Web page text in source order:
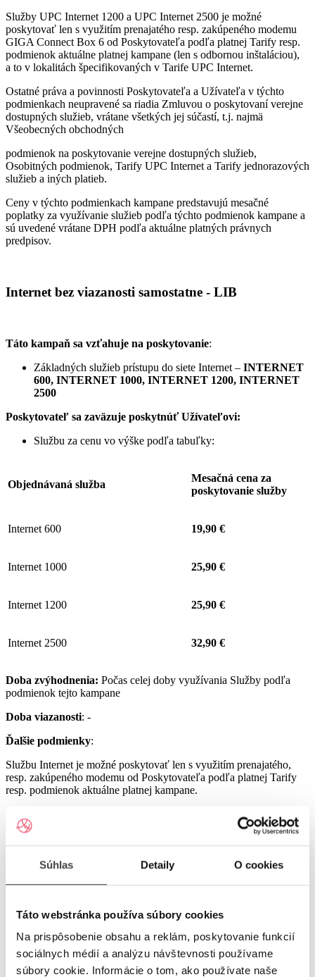
Súhlas Detaily O cookies
Táto webstránka používa súbory cookies
Na prispôsobenie obsahu a reklám, poskytovanie funkcií
sociálnych médií a analýzu návštevnosti používame
súbory cookie. Informácie o tom, ako používate naše
Služby UPC Internet 1200 a UPC Internet 2500 je možné
poskytovať len s využitím prenajatého resp. zakúpeného modemu
GIGA Connect Box 6 od Poskytovateľa podľa platnej Tarify resp.
podmienok aktuálne platnej kampane (len s odbornou inštaláciou),
a to v lokalitách špecifikovaných v Tarife UPC Internet.
Ostatné práva a povinnosti Poskytovateľa a Užívateľa v týchto
podmienkach neupravené sa riadia Zmluvou o poskytovaní verejne
dostupných služieb, vrátane všetkých jej súčastí, t.j. najmä
Všeobecných obchodných
podmienok na poskytovanie verejne dostupných služieb,
Osobitných podmienok, Tarify UPC Internet a Tarify jednorazových
služieb a iných platieb.
Ceny v týchto podmienkach kampane predstavujú mesačné
poplatky za využívanie služieb podľa týchto podmienok kampane a
sú uvedené vrátane DPH podľa aktuálne platných právnych
predpisov.
Internet bez viazanosti samostatne - LIB
Táto kampaň sa vzťahuje na poskytovanie:
Základných služieb prístupu do siete Internet – INTERNET
600, INTERNET 1000, INTERNET 1200, INTERNET
2500
Poskytovateľ sa zaväzuje poskytnúť Užívateľovi:
Službu za cenu vo výške podľa tabuľky:
Objednávaná služba
Mesačná cena za
poskytovanie služby
Internet 600 19,90 €
Internet 1000 25,90 €
Internet 1200 25,90 €
Internet 2500 32,90 €
Doba zvýhodnenia: Počas celej doby využívania Služby podľa
podmienok tejto kampane
Doba viazanosti: -
Ďalšie podmienky:
Službu Internet je možné poskytovať len s využitím prenajatého,
resp. zakúpeného modemu od Poskytovateľa podľa platnej Tarify
resp. podmienok aktuálne platnej kampane.
Službu UPC Internet 1000 je možné poskytovať len s využitím
prenajatého resp. zakúpeného modemu GIGA ConnectBox
alebo GIGA Connect Box 6 (podľa dostupnosti) od Poskytovateľa
s odbornou inštaláciou), a to v lokalitách špecifikovaných v Tarife
poskytovať len s využitím prenajatého resp. zakúpeného modemu
podmienok aktuálne platnej kampane (len s odbornou inštaláciou), a
to v lokalitách špecifikovaných v Tarife UPC Internet.